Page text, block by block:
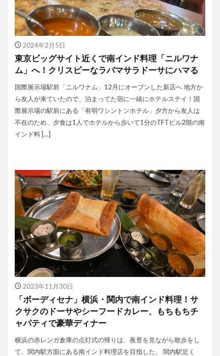
2024年2月5日
東京ビッグサイト近くで南インド料理「ニルワナ
ム」へ！クリスピーなラバマサラドーサにハマる
国際展示場駅前「ニルワナム」12月にオープンした新店へ 地方か
ら友人が来ていたので、泊まってた宿に一緒にホテルステイ！国
際展示場の駅前にある「有明ワシントンホテル」夕方から友人は
不在のため、夕食は1人でホテルから歩いて1分のTFTビル2階の南
インド料 […]
2023年11月30日
「ボーディセナ」横浜・関内で南インド料理！サ
クサクのドーサやシーフードカレー、もちもちチ
ャパティで豪華ディナー
横浜の赤レンガ倉庫の点灯式の帰りは、夜景を見ながら散歩をし
て、関内駅方面にある南インド料理店を目指した。 関内駅近く